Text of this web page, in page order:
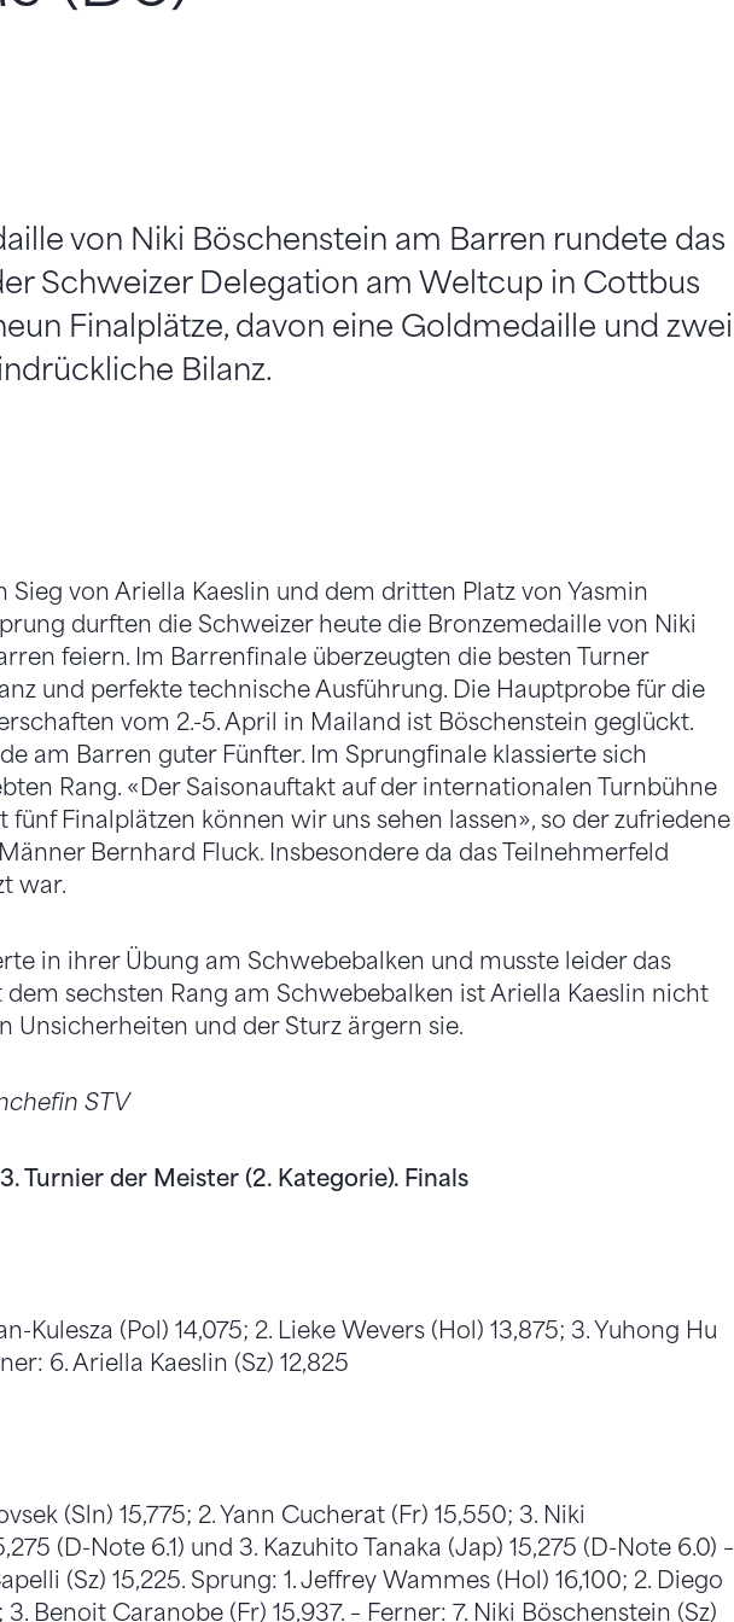
von Niki Böschenstein am Barren rundete das
Schweizer Delegation am Weltcup in Cottbus
Finalplätze, davon eine Goldmedaille und zwei
Bilanz.
Sieg von Ariella Kaeslin und dem dritten Platz von Yasmin
durften die Schweizer heute die Bronzemedaille von Niki
feiern. Im Barrenfinale überzeugten die besten Turner
und perfekte technische Ausführung. Die Hauptprobe für die
vom 2.-5. April in Mailand ist Böschenstein geglückt.
am Barren guter Fünfter. Im Sprungfinale klassierte sich
Rang. «Der Saisonauftakt auf der internationalen Turnbühne
fünf Finalplätzen können wir uns sehen lassen», so der zufriedene
Bernhard Fluck. Insbesondere da das Teilnehmerfeld
war.
in ihrer Übung am Schwebebalken und musste leider das
dem sechsten Rang am Schwebebalken ist Ariella Kaeslin nicht
Unsicherheiten und der Sturz ärgern sie.
STV
Turnier der Meister (2. Kategorie). Finals
Kulesza (Pol) 14,075; 2. Lieke Wevers (Hol) 13,875; 3. Yuhong Hu
6. Ariella Kaeslin (Sz) 12,825
(Sln) 15,775; 2. Yann Cucherat (Fr) 15,550; 3. Niki
(D-Note 6.1) und 3. Kazuhito Tanaka (Jap) 15,275 (D-Note 6.0) –
(Sz) 15,225. Sprung: 1. Jeffrey Wammes (Hol) 16,100; 2. Diego
Benoit Caranobe (Fr) 15,937. – Ferner: 7. Niki Böschenstein (Sz)